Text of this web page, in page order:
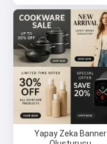
Yapay Zeka Banner